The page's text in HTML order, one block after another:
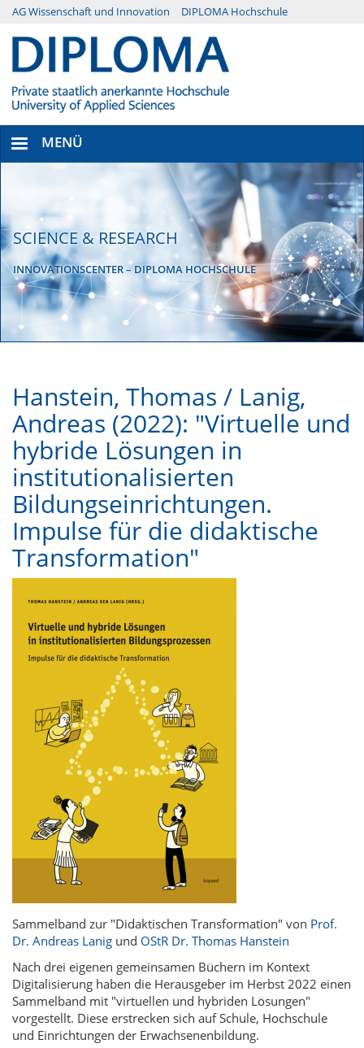
Direkt
Inhalt
Secondary
AG Wissenschaft und Innovation DIPLOMA Hochschule
MENÜ
SCIENCE & RESEARCH
INNOVATIONSCENTER – DIPLOMA HOCHSCHULE
Hanstein, Thomas / Lanig,
Andreas (2022): "Virtuelle und
hybride Lösungen in
institutionalisierten
Bildungseinrichtungen.
Impulse für die didaktische
Transformation"
Sammelband zur "Didaktischen Transformation" von Prof.
Dr. Andreas Lanig und OStR Dr. Thomas Hanstein
Nach drei eigenen gemeinsamen Büchern im Kontext
Digitalisierung haben die Herausgeber im Herbst 2022 einen
Sammelband mit "virtuellen und hybriden Lösungen"
vorgestellt. Diese erstrecken sich auf Schule, Hochschule
und Einrichtungen der Erwachsenenbildung.